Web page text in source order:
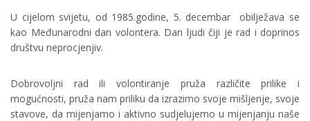
U cijelom svijetu, od 1985.godine, 5. decembar obilježava se
kao Međunarodni dan volontera. Dan ljudi čiji je rad i doprinos
društvu neprocjenjiv.
Dobrovoljni rad ili volontiranje pruža različite prilike i
mogućnosti, pruža nam priliku da izrazimo svoje mišljenje, svoje
stavove, da mijenjamo i aktivno sudjelujemo u mijenjanju naše